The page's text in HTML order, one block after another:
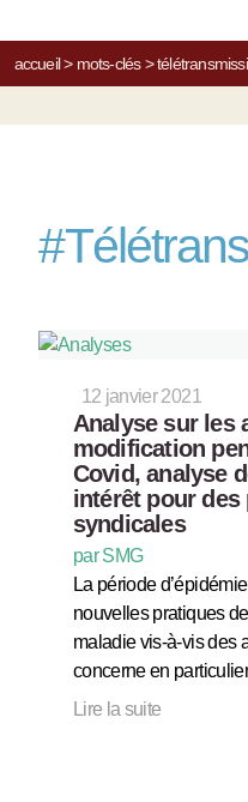
accueil> mots-clés>
#
12 janvier 2021
Analyse sur les
modification
Covid, analyse
intérêt pour
syndicales
par SMG
La période
nouvelles pratiques
maladie vis-à-vis des
concerne en
Lire la suite